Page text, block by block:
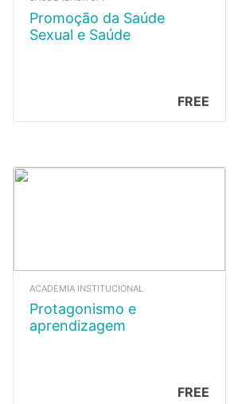
Promoção da Saúde
Sexual e Saúde
FREE
ACADEMIA INSTITUCIONAL
Protagonismo e
aprendizagem
FREE